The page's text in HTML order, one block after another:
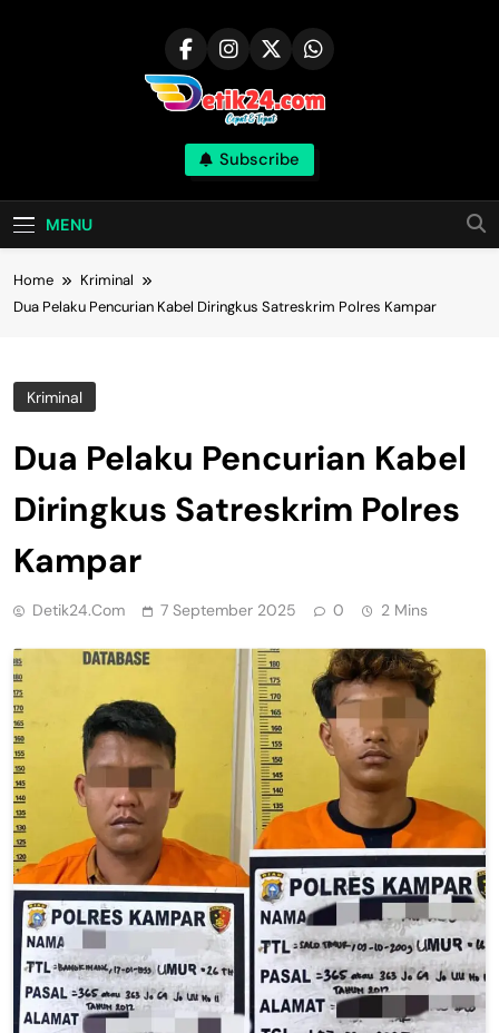
Subscribe
MENU
Home
Kriminal
Dua Pelaku Pencurian Kabel Diringkus Satreskrim Polres Kampar
Kriminal
Dua Pelaku Pencurian Kabel
Diringkus Satreskrim Polres
Kampar
Detik24.com 7 September 2025 0 2 Mins